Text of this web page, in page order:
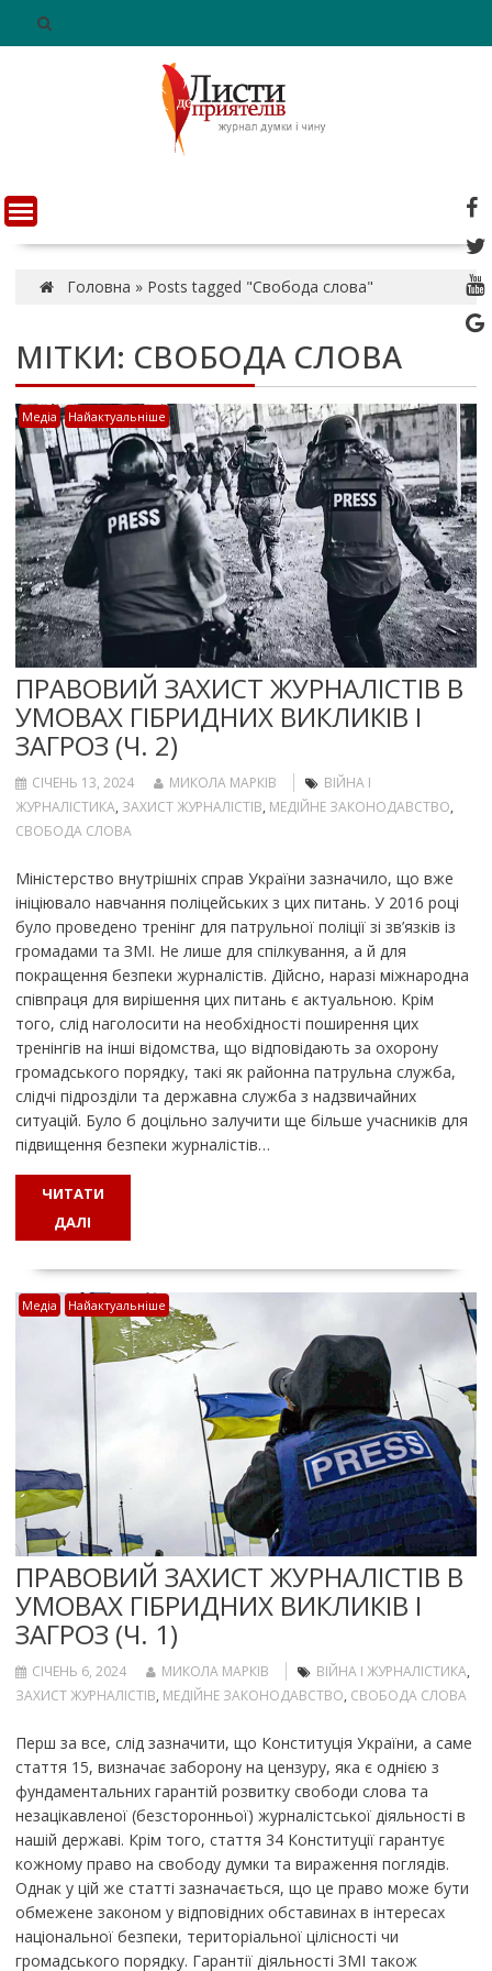
n
t
Головна » Posts tagged "Свобода слова"
МІТКИ: СВОБОДА СЛОВА
Медіа Найактуальніше
ПРАВОВИЙ ЗАХИСТ ЖУРНАЛІСТІВ В
УМОВАХ ГІБРИДНИХ ВИКЛИКІВ І
ЗАГРОЗ (Ч. 2)
СІЧЕНЬ 13, 2024 МИКОЛА МАРКІВ
ВІЙНА І
ЖУРНАЛІСТИКА, ЗАХИСТ ЖУРНАЛІСТІВ, МЕДІЙНЕ ЗАКОНОДАВСТВО,
СВОБОДА СЛОВА
Міністерство внутрішніх справ України зазначило, що вже
ініціювало навчання поліцейських з цих питань. У 2016 році
було проведено тренінг для патрульної поліції зі зв’язків із
громадами та ЗМІ. Не лише для спілкування, а й для
покращення безпеки журналістів. Дійсно, наразі міжнародна
співпраця для вирішення цих питань є актуальною. Крім
того, слід наголосити на необхідності поширення цих
тренінгів на інші відомства, що відповідають за охорону
громадського порядку, такі як районна патрульна служба,
слідчі підрозділи та державна служба з надзвичайних
ситуацій. Було б доцільно залучити ще більше учасників для
підвищення безпеки журналістів…
ЧИТАТИ
ДАЛІ
Медіа Найактуальніше
ПРАВОВИЙ ЗАХИСТ ЖУРНАЛІСТІВ В
УМОВАХ ГІБРИДНИХ ВИКЛИКІВ І
ЗАГРОЗ (Ч. 1)
СІЧЕНЬ 6, 2024 МИКОЛА МАРКІВ ВІЙНА І ЖУРНАЛІСТИКА,
ЗАХИСТ ЖУРНАЛІСТІВ, МЕДІЙНЕ ЗАКОНОДАВСТВО, СВОБОДА СЛОВА
Перш за все, слід зазначити, що Конституція України, а саме
стаття 15, визначає заборону на цензуру, яка є однією з
фундаментальних гарантій розвитку свободи слова та
незацікавленої (безсторонньої) журналістської діяльності в
нашій державі. Крім того, стаття 34 Конституції гарантує
кожному право на свободу думки та вираження поглядів.
Однак у цій же статті зазначається, що це право може бути
обмежене законом у відповідних обставинах в інтересах
національної безпеки, територіальної цілісності чи
громадського порядку. Гарантії діяльності ЗМІ також